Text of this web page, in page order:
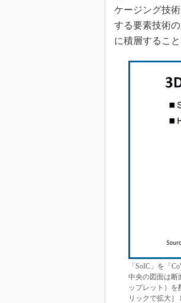
ケージング技
する要素技術
に積層するこ
「SoIC」を「
中央の図面は断
ップレット）
リックで拡大］